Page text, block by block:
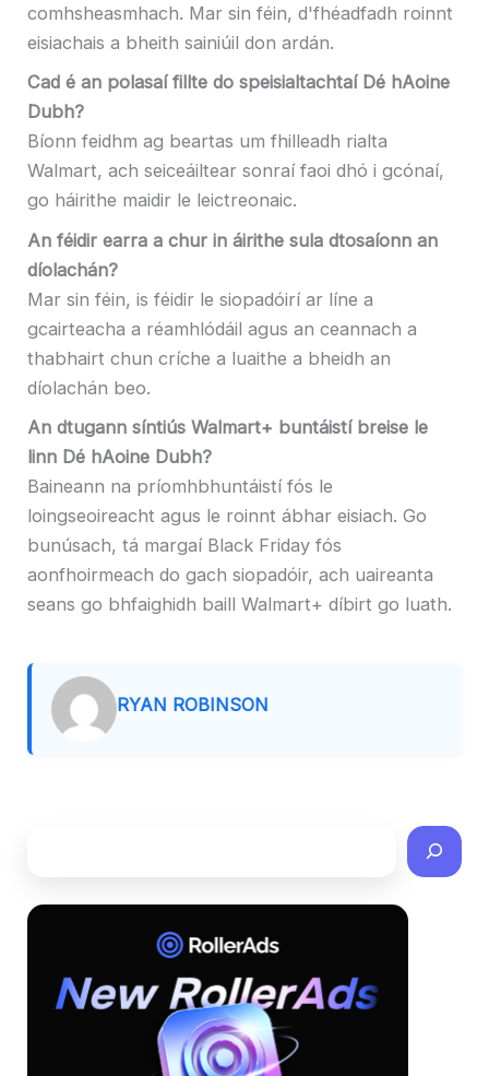
comhsheasmhach. Mar sin féin, d'fhéadfadh roinnt
eisiachais a bheith sainiúil don ardán.
Cad é an polasaí fillte do speisialtachtaí Dé hAoine
Dubh?
Bíonn feidhm ag beartas um fhilleadh rialta
Walmart, ach seiceáiltear sonraí faoi dhó i gcónaí,
go háirithe maidir le leictreonaic.
An féidir earra a chur in áirithe sula dtosaíonn an
díolachán?
Mar sin féin, is féidir le siopadóirí ar líne a
gcairteacha a réamhlódáil agus an ceannach a
thabhairt chun críche a luaithe a bheidh an
díolachán beo.
An dtugann síntiús Walmart+ buntáistí breise le
linn Dé hAoine Dubh?
Baineann na príomhbhuntáistí fós le
loingseoireacht agus le roinnt ábhar eisiach. Go
bunúsach, tá margaí Black Friday fós
aonfhoirmeach do gach siopadóir, ach uaireanta
seans go bhfaighidh baill Walmart+ díbirt go luath.
RYAN ROBINSON